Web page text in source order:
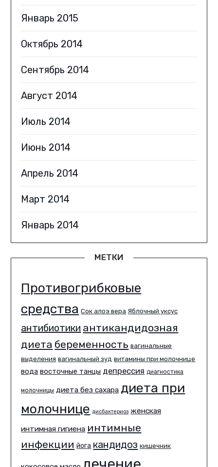
Январь 2015
Октябрь 2014
Сентябрь 2014
Август 2014
Июль 2014
Июнь 2014
Апрель 2014
Март 2014
Январь 2014
МЕТКИ
Противогрибковые
средства Сок алоэ вера Яблочный уксус
антибиотики антикандидозная
диета беременность вагинальные
выделения вагинальный зуд витамины при молочнице
вода восточные танцы депрессия диагностика
молочницы диета без сахара диета при
молочнице дисбактериоз женская
интимная гигиена интимные
инфекции йога кандидоз кишечник